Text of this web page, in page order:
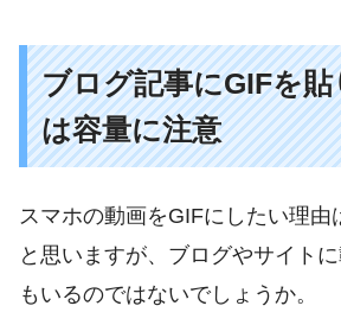
ブログ記事にGIFを
は容量に注意
スマホの動画をGIFにしたい理由
と思いますが、ブログやサイト
もいるのではないでしょうか。